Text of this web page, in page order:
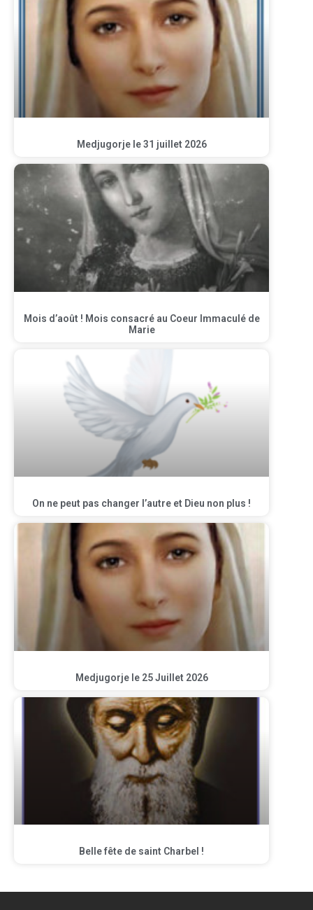
Medjugorje le 31 juillet 2026
Mois d’août ! Mois consacré au Coeur Immaculé de
Marie
On ne peut pas changer l’autre et Dieu non plus !
Medjugorje le 25 Juillet 2026
Belle fête de saint Charbel !